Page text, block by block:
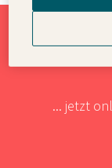
Eure
... jetzt